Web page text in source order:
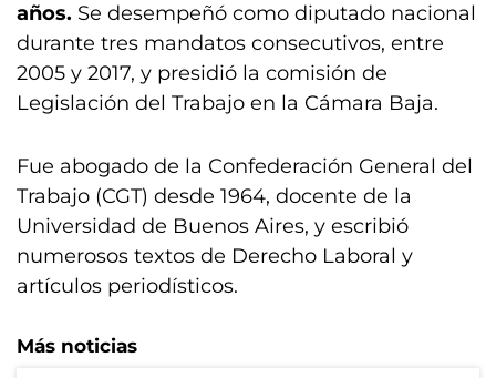
años. Se desempeñó como diputado nacional
durante tres mandatos consecutivos, entre
2005 y 2017, y presidió la comisión de
Legislación del Trabajo en la Cámara Baja.
Fue abogado de la Confederación General del
Trabajo (CGT) desde 1964, docente de la
Universidad de Buenos Aires, y escribió
numerosos textos de Derecho Laboral y
artículos periodísticos.
Más noticias